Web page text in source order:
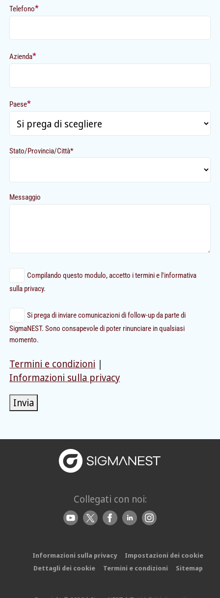
Telefono*
Azienda*
Paese*
Stato/Provincia/Città*
Messaggio
Compilando questo modulo, accetto i termini e l'informativa
sulla privacy.
Si prega di inviare comunicazioni di follow-up da parte di
SigmaNEST. Sono consapevole di poter rinunciare in qualsiasi
momento.
Termini e condizioni |
Informazioni sulla privacy
Invia
Collegati con noi:
Informazioni sulla privacy
Impostazioni dei cookie
Dettagli dei cookie
Termini e condizioni Sitemap